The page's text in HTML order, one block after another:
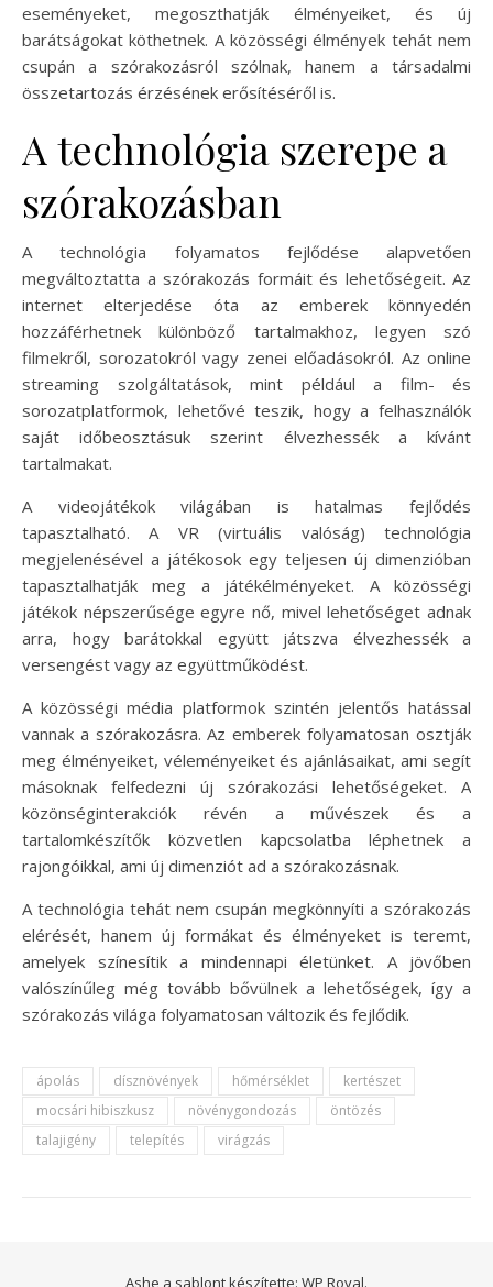
eseményeket, megoszthatják élményeiket, és új
barátságokat köthetnek. A közösségi élmények tehát nem
csupán a szórakozásról szólnak, hanem a társadalmi
összetartozás érzésének erősítéséről is.
A technológia szerepe a
szórakozásban
A technológia folyamatos fejlődése alapvetően
megváltoztatta a szórakozás formáit és lehetőségeit. Az
internet elterjedése óta az emberek könnyedén
hozzáférhetnek különböző tartalmakhoz, legyen szó
filmekről, sorozatokról vagy zenei előadásokról. Az online
streaming szolgáltatások, mint például a film- és
sorozatplatformok, lehetővé teszik, hogy a felhasználók
saját időbeosztásuk szerint élvezhessék a kívánt
tartalmakat.
A videojátékok világában is hatalmas fejlődés
tapasztalható. A VR (virtuális valóság) technológia
megjelenésével a játékosok egy teljesen új dimenzióban
tapasztalhatják meg a játékélményeket. A közösségi
játékok népszerűsége egyre nő, mivel lehetőséget adnak
arra, hogy barátokkal együtt játszva élvezhessék a
versengést vagy az együttműködést.
A közösségi média platformok szintén jelentős hatással
vannak a szórakozásra. Az emberek folyamatosan osztják
meg élményeiket, véleményeiket és ajánlásaikat, ami segít
másoknak felfedezni új szórakozási lehetőségeket. A
közönséginterakciók révén a művészek és a
tartalomkészítők közvetlen kapcsolatba léphetnek a
rajongóikkal, ami új dimenziót ad a szórakozásnak.
A technológia tehát nem csupán megkönnyíti a szórakozás
elérését, hanem új formákat és élményeket is teremt,
amelyek színesítik a mindennapi életünket. A jövőben
valószínűleg még tovább bővülnek a lehetőségek, így a
szórakozás világa folyamatosan változik és fejlődik.
ápolás dísznövények hőmérséklet
kertészet
mocsári hibiszkusz
növénygondozás
öntözés
talajigény
telepítés virágzás
Ashe a sablont készítette: WP Royal.